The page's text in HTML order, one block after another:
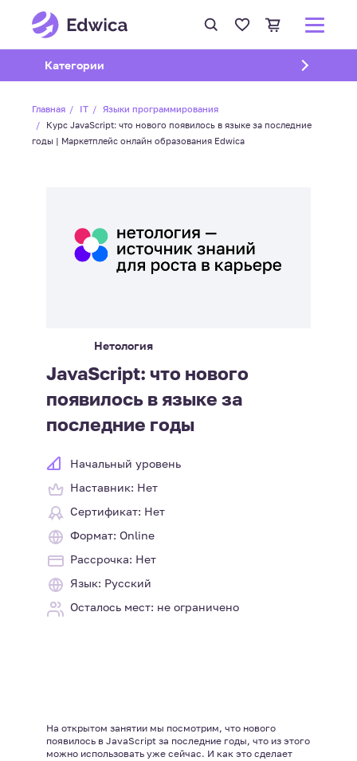
Открыть подменю
Категории
Главная IT
Языки программирования
Курс JavaScript: что нового появилось в языке за последние
годы | Маркетплейс онлайн образования Edwica
Нетология
JavaScript: что нового
появилось в языке за
последние годы
Начальный уровень
Наставник: Нет
Сертификат: Нет
Формат: Online
Рассрочка: Нет
Язык: Русский
Осталось мест: не ограничено
На открытом занятии мы посмотрим, что нового
появилось в JavaScript за последние годы, что из этого
можно использовать уже сейчас. И как это сделает